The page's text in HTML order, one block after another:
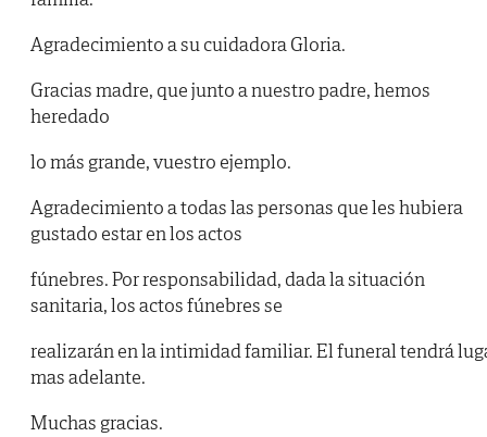
Agradecimiento a su cuidadora Gloria.
Gracias madre, que junto a nuestro padre, hemos
heredado
lo más grande, vuestro ejemplo.
Agradecimiento a todas las personas que les hubiera
gustado estar en los actos
fúnebres. Por responsabilidad, dada la situación
sanitaria, los actos fúnebres se
realizarán en la intimidad familiar. El funeral tendrá
mas adelante.
Muchas gracias.